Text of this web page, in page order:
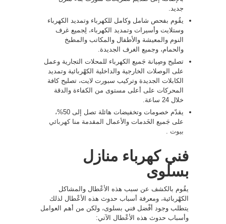
جديد.
يقُوم بفحص شامل وكامل للكهرباء وتمديد الكهرباء
وستلايت وأسيرات وتمديد الكهرباء، لِجميع غرف
النوم والمعيشة والأطفال والمكاتب والمطبخ
والحمام، وجميع الغرف الجديدة.
تصليح وصِيانة جَميع الكهرباء للمحلات التجارية وعمل
على الوصلات الخارجية والداخلية الكهْربائية وتمديد
الكابلات الجديدة وتركيب سبورت لايت، تصليح كافة
المحركات على أعلى مستوى من الكفاءة والدقة
خلال 24 ساعة.
يقدّم خصومات وتخفيضات هائلة تصل إلى 50%،
على جَميع الخَدمات والأعمال المقدمة مناكهربائي
بيوت
فني كهرباء منازل
بسلوى
يقُوم بالكشف عن سبب هذه الأعْطال والمشاكل
الكهْربائية، ومعرفة أسباب حدوث هذه الأعْطال لذلك
يتطلب وجود أفْضل فني بسلوى، ولكن من أهم العوامل
وأسباب حدوث هذه الأعْطال الآتي: